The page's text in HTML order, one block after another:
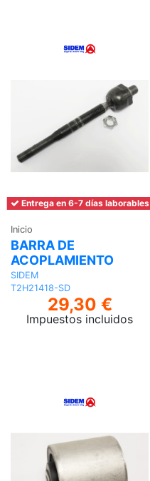
Entrega en 6-7 días laborables
Inicio
BARRA DE
ACOPLAMIENTO
SIDEM
T2H21418-SD
29,30 €
Impuestos incluidos